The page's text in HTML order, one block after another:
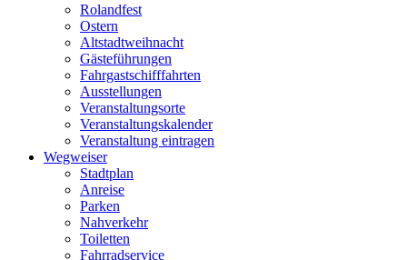
Rolandfest
Ostern
Altstadtweihnacht
Gästeführungen
Fahrgastschifffahrten
Ausstellungen
Veranstaltungsorte
Veranstaltungskalender
Veranstaltung eintragen
Wegweiser
Stadtplan
Anreise
Parken
Nahverkehr
Toiletten
Fahrradservice